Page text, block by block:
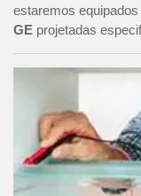
estaremos
GE projetadas